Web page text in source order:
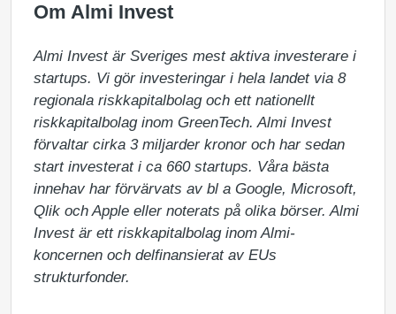
Om Almi Invest
Almi Invest är Sveriges mest aktiva investerare i
startups. Vi gör investeringar i hela landet via 8
regionala riskkapitalbolag och ett nationellt
riskkapitalbolag inom GreenTech. Almi Invest
förvaltar cirka 3 miljarder kronor och har sedan
start investerat i ca 660 startups. Våra bästa
innehav har förvärvats av bl a Google, Microsoft,
Qlik och Apple eller noterats på olika börser. Almi
Invest är ett riskkapitalbolag inom Almi-
koncernen och delfinansierat av EUs
strukturfonder.